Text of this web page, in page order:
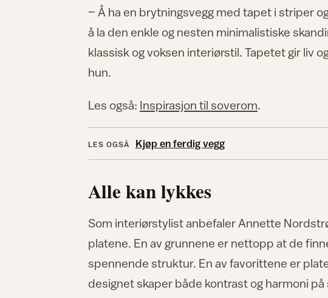
– Å ha en brytningsvegg med tapet i striper
å la den enkle og nesten minimalistiske
klassisk og voksen interiørstil. Tapetet gir liv
hun.
Les også: Inspirasjon til soverom.
LES OGSÅ Kjøp en ferdig vegg
Alle kan lykkes
Som interiørstylist anbefaler Annette
platene. En av grunnene er nettopp at de
spennende struktur. En av favorittene er
designet skaper både kontrast og harmoni